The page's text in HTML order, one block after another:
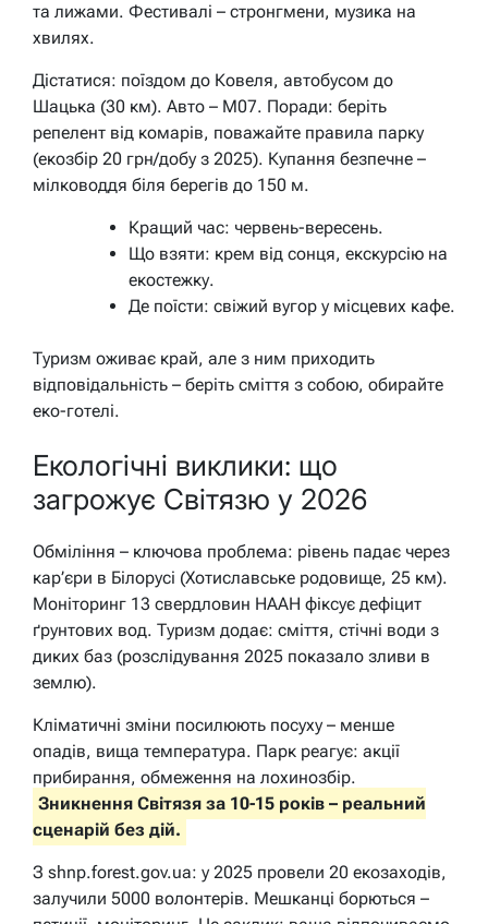
та лижами. Фестивалі – стронгмени, музика на
хвилях.
Дістатися: поїздом до Ковеля, автобусом до
Шацька (30 км). Авто – М07. Поради: беріть
репелент від комарів, поважайте правила парку
(екозбір 20 грн/добу з 2025). Купання безпечне –
мілководдя біля берегів до 150 м.
Кращий час: червень-вересень.
Що взяти: крем від сонця, екскурсію на
екостежку.
Де поїсти: свіжий вугор у місцевих кафе.
Туризм оживає край, але з ним приходить
відповідальність – беріть сміття з собою, обирайте
еко-готелі.
Екологічні виклики: що
загрожує Світязю у 2026
Обміління – ключова проблема: рівень падає через
кар’єри в Білорусі (Хотиславське родовище, 25 км).
Моніторинг 13 свердловин НААН фіксує дефіцит
ґрунтових вод. Туризм додає: сміття, стічні води з
диких баз (розслідування 2025 показало зливи в
землю).
Кліматичні зміни посилюють посуху – менше
опадів, вища температура. Парк реагує: акції
прибирання, обмеження на лохинозбір.
Зникнення Світязя за 10-15 років – реальний
сценарій без дій.
З shnp.forest.gov.ua: у 2025 провели 20 екозаходів,
залучили 5000 волонтерів. Мешканці борються –